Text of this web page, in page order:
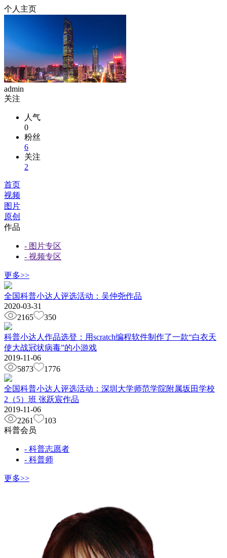
个人主页
admin
关注
人气
0
粉丝
6
关注
2
首页
视频
图片
原创
作品
- 图片专区
- 视频专区
更多>>
全国科普小达人评选活动：吴仲尧作品
2020-03-31
2165
350
科普小达人作品选登：用scratch编程软件制作了一款“白衣天
使大战冠状病毒”的小游戏
2019-11-06
5873
1776
全国科普小达人评选活动：深圳大学师范学院附属坂田学校
2（5）班 张跃宸作品
2019-11-06
2261
103
科普会员
- 科普志愿者
- 科普师
更多>>